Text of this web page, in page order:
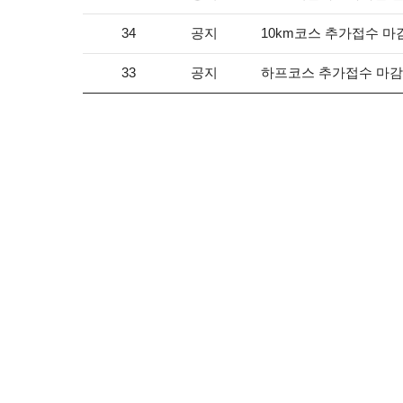
34 공지 10km코스 추가접수 마
33 공지 하프코스 추가접수 마